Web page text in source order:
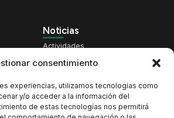
consentimiento
experiencias, utilizamos tecnologías como
y/o acceder a la información del
de estas tecnologías nos permitirá
Noticias
Actividades
Territorio
Patrimonio
Biodiversidad